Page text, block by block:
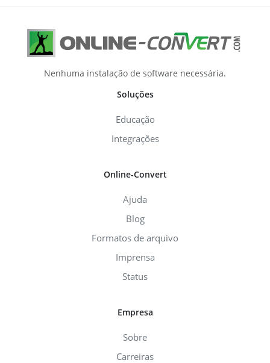
Nenhuma instalação de software necessária.
Soluções
Educação
Integrações
Online-Convert
Ajuda
Blog
Formatos de arquivo
Imprensa
Status
Empresa
Sobre
Carreiras